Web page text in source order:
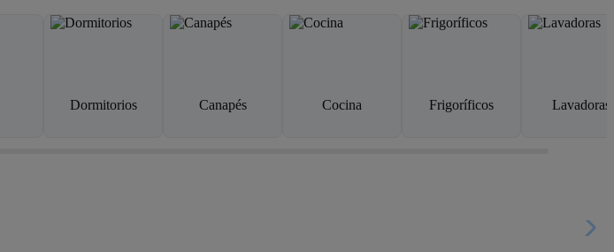
Dormitorios Canapés Cocina Frigoríficos Lavadoras